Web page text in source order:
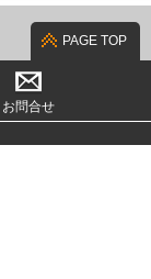
PAGE TOP
お問合せ